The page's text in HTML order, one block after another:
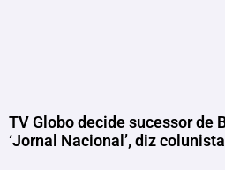
TV Globo decide sucessor de
‘Jornal Nacional’, diz colunista